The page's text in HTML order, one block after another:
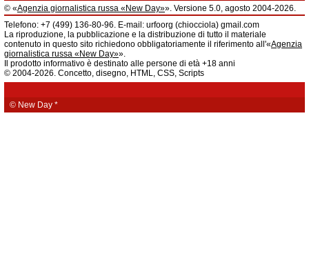
© «Agenzia giornalistica russa «New Day»». Versione 5.0, agosto 2004-2026.
Informazioni
Agenzia giornalistica russa «New Day» registrata dal Servizio federale di
telecomunicazioni, tecnologie informatiche e mass media della Federazione
Russa. Certificato di registrazione dei mass media: EL № FS 77 - 61044 del 5
marzo 2015.
Fondatore: «New Day» S.r.l., indirizzo di redazione: 620014, città di
Ekaterinburgo, via Radišev, pal.6, scala «А», uff. 1104.
fornisce informazioni.
Telefono: +7 (499) 136-80-96. E-mail: urfoorg (chiocciola) gmail.com
La riproduzione, la pubblicazione e la distribuzione di tutto il materiale
contenuto in questo sito richiedono obbligatoriamente il riferimento all'«Agenzia
giornalistica russa «New Day»».
Il prodotto informativo è destinato alle persone di età +18 anni
© 2004-2026. Concetto, disegno, HTML, CSS, Scripts
© New Day *